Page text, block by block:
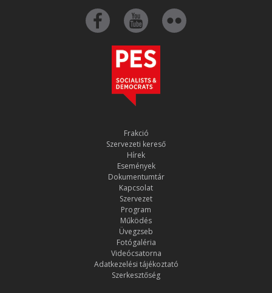
Frakció
Szervezeti kereső
Hírek
Események
Dokumentumtár
Kapcsolat
Szervezet
Program
Működés
Üvegzseb
Fotógaléria
Videócsatorna
Adatkezelési tájékoztató
Szerkesztőség